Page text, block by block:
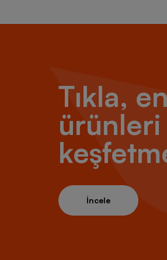
Tıkla,
İncele